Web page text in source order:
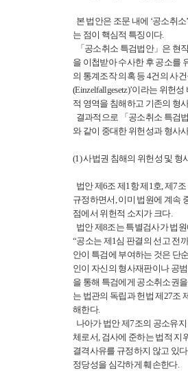
본 법안은 조문 내에 ‘공소취
는 점이 핵심적 특징이다.
「공소취소 특검법안」은 현
을 이첩받아 수사한 후 공소를
의 통계조작 의혹 등 4건의 사
(Einzelfallgesetz)’이라는 위헌
적 영역을 침해하고 기존의 형
결과적으로 「공소취소 특검
와 같이 중대한 위헌성과 형사
(1) 사법권 침해의 위헌성 및 형
법안 제6조 제1항 제1호, 제7
규정하면서, 이미 법원에 계속
점에서 위헌적 소지가 크다.
법안 제8조는 특별검사가 법
“공소는 제1심 판결의 선고 전
안이 특검에 부여하는 것은 단
인이 자신의 형사재판이나 공
을 통해 특검에게 공소취소권
는 법관의 독립과 헌법 제27조
해한다.
나아가 법안 제7조의 공소유
체로서, 검사에 준하는 법적 지
결격사유를 규정하지 않고 있
정당성을 심각하게 훼손한다.